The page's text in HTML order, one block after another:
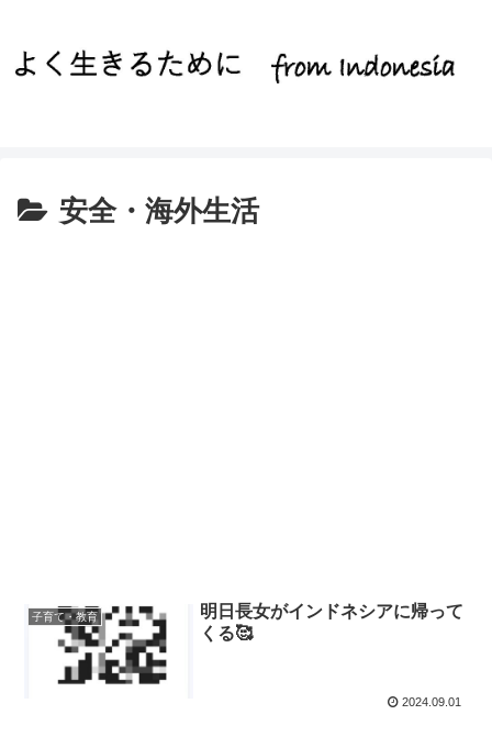
安全・海外生活
子育て・教育
明日長女がインドネシアに帰って
くる🥰
2024.09.01